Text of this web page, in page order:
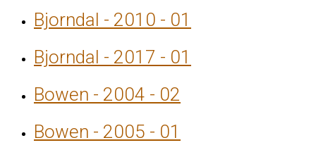
Bjorndal - 2010 - 01
Bjorndal - 2017 - 01
Bowen - 2004 - 02
Bowen - 2005 - 01